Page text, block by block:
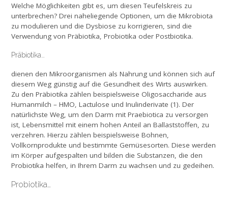
Welche Möglichkeiten gibt es, um diesen Teufelskreis zu
unterbrechen? Drei naheliegende Optionen, um die Mikrobiota
zu modulieren und die Dysbiose zu korrigieren, sind die
Verwendung von Präbiotika, Probiotika oder Postbiotika.
Präbiotika…
dienen den Mikroorganismen als Nahrung und können sich auf
diesem Weg günstig auf die Gesundheit des Wirts auswirken.
Zu den Präbiotika zählen beispielsweise Oligosaccharide aus
Humanmilch – HMO, Lactulose und Inulinderivate (1). Der
natürlichste Weg, um den Darm mit Praebiotica zu versorgen
ist, Lebensmittel mit einem hohen Anteil an Ballaststoffen, zu
verzehren. Hierzu zählen beispielsweise Bohnen,
Vollkornprodukte und bestimmte Gemüsesorten. Diese werden
im Körper aufgespalten und bilden die Substanzen, die den
Probiotika helfen, in Ihrem Darm zu wachsen und zu gedeihen.
Probiotika…